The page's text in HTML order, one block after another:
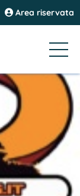
Area riservata